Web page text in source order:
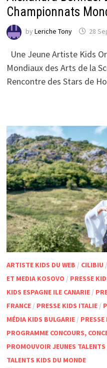
Championnats
by Leriche Tony 28
Une Jeune Artiste Kids
Mondiaux des Arts de la
Rencontre des Stars de
ARTISTE KIDS DU WEB / CILIBIU /
ET MEDIA KOSOVO / PRESSE
KIDS ESPAGNE ILE CANARIE/
FRANCE/ PRESSE KIDS ITALIE/
MÉDIA KIDS BULGARIE/
PROGRAMME CONCOURS,
PROMOUVOIR JEUNES
TALENTS KIDS DU MONDE